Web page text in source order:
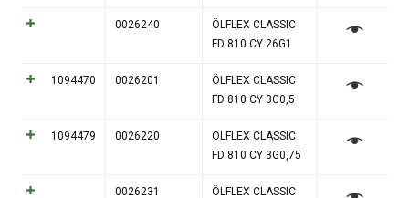
0026240
ÖLFLEX CLASSIC
FD 810 CY 26G1
1094470 0026201
ÖLFLEX CLASSIC
FD 810 CY 3G0,5
1094479 0026220
ÖLFLEX CLASSIC
FD 810 CY 3G0,75
0026231
ÖLFLEX CLASSIC